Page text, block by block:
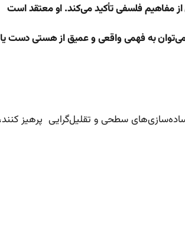
مفاهیم فلسفی تأکید می‌کند. او معتقد است
می‌توان به فهمی واقعی و عمیق از هستی دست
سطحی و تقلیل‌گرایی پرهیز کنند،